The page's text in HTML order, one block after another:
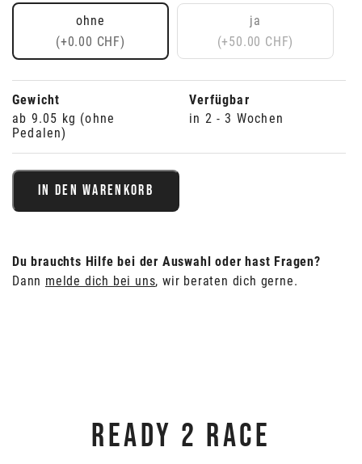
ohne
(+0.00 CHF)
ja
(+50.00 CHF)
Gewicht
ab 9.05 kg (ohne
Pedalen)
Verfügbar
in 2 - 3 Wochen
IN DEN WARENKORB
Du brauchts Hilfe bei der Auswahl oder hast Fragen?
Dann melde dich bei uns, wir beraten dich gerne.
READY 2 RACE